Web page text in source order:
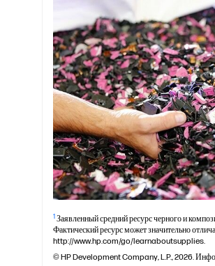
1 Заявленный средний ресурс черного и
Фактический ресурс может значительно
http://www.hp.com/go/learnaboutsupplies.
© HP Development Company, L.P., 2026.